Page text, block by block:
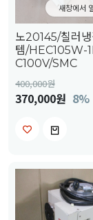
새창에서
노20145/칠러
템/HEC105W-
C100V/SMC
400,000원
370,000원 8%